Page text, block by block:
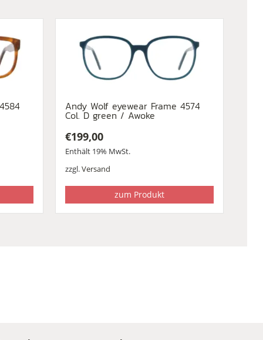
Andy Wolf eyewear Frame 4574
Col. D green / Awoke
€199,00
Enthält 19% MwSt.
zzgl.Versand
zum Produkt